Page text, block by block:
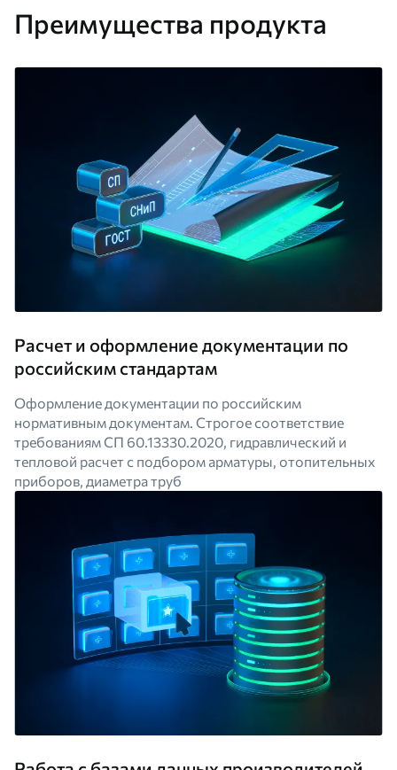
Преимущества продукта
Расчет и оформление документации по
российским стандартам
Оформление документации по российским
нормативным документам. Строгое соответствие
требованиям СП 60.13330.2020, гидравлический и
тепловой расчет с подбором арматуры, отопительных
приборов, диаметра труб